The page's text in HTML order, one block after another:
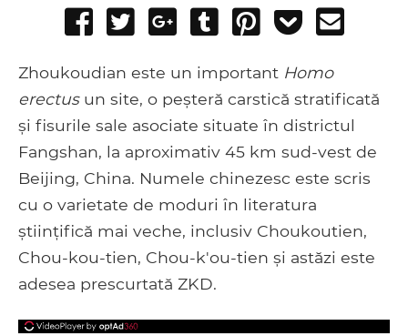
Share
Facebook
Tweet
Share
Google+
Post
Tumblr
Pin
Add
Pocket
Zhoukoudian este un important Homo
erectusun site, o peșteră carstică stratificată
și fisurile sale asociate situate în districtul
Fangshan, la aproximativ 45 km sud-vest de
Beijing, China. Numele chinezesc este scris
cu o varietate de moduri în literatura
științifică mai veche, inclusiv Choukoutien,
Chou-kou-tien, Chou-k'ou-tien și astăzi este
adesea prescurtată ZKD.